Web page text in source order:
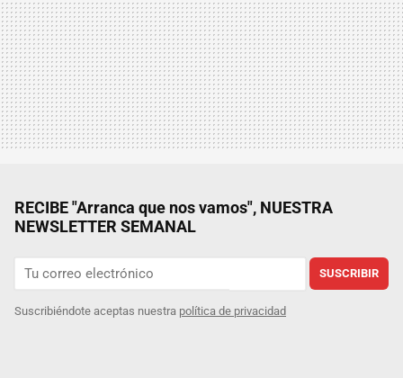
RECIBE "Arranca que nos vamos", NUESTRA
NEWSLETTER SEMANAL
SUSCRIBIR
Suscribiéndote aceptas nuestra política de privacidad